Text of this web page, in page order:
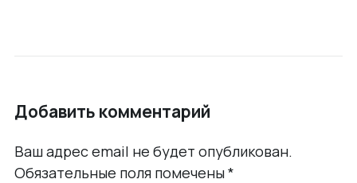
Добавить комментарий
Ваш адрес email не будет опубликован.
Обязательные поля помечены*